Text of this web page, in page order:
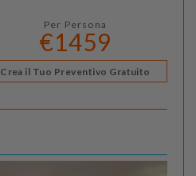
Per Persona
€1459
Crea il Tuo Preventivo Gratuito